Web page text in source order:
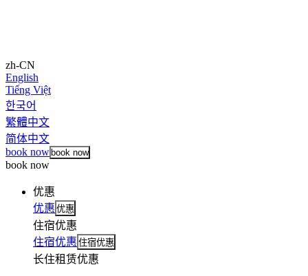
zh-CN
English
Tiếng Việt
한국어
繁體中文
简体中文
book nowbook now
book now
优惠
优惠 优惠
住宿优惠
住宿优惠 住宿优惠
长住租赁优惠